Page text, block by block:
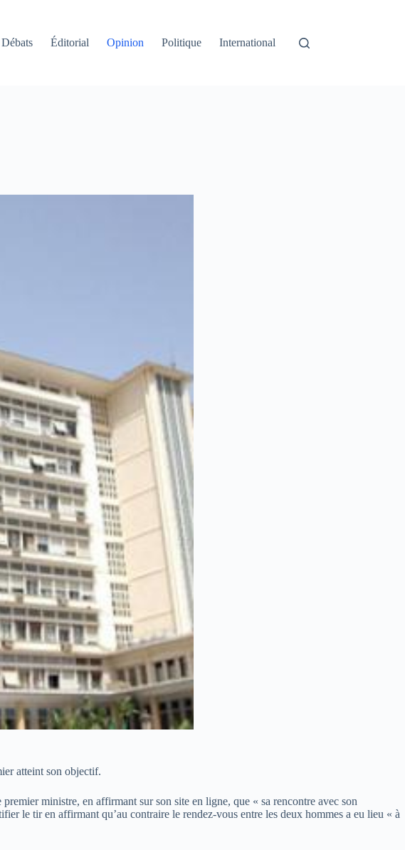
Débats Éditorial Opinion Politique International
atteint son objectif.
ministre, en affirmant sur son site en ligne, que « sa rencontre avec son
le tir en affirmant qu’au contraire le rendez-vous entre les deux hommes a eu lieu « à